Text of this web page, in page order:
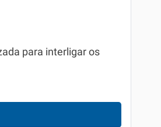
para interligar os